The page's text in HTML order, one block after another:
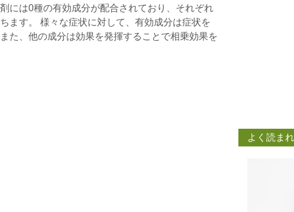
には0種の有効成分が配合されており、それぞれ
ます。 様々な症状に対して、有効成分は症状を
た、他の成分は効果を発揮することで相乗効果を
よく読ま